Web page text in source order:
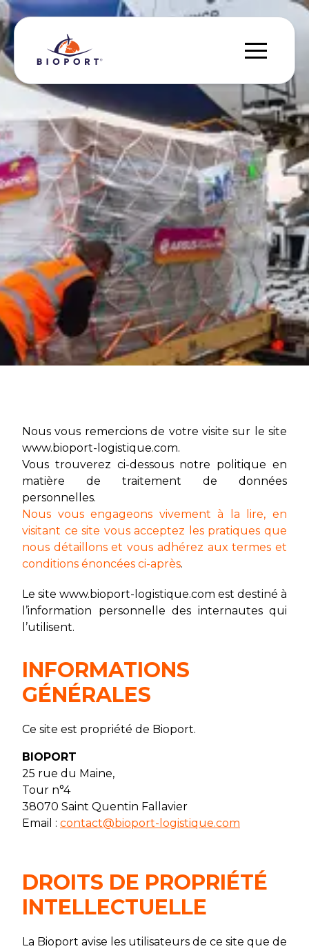
Nous vous remercions de votre visite sur le site
www.bioport-logistique.com.
Vous trouverez ci-dessous notre politique en
matière de traitement de données
personnelles.
Nous vous engageons vivement à la lire, en
visitant ce site vous acceptez les pratiques que
nous détaillons et vous adhérez aux termes et
conditions énoncées ci-après.
Le site www.bioport-logistique.com est destiné à
l’information personnelle des internautes qui
l’utilisent.
INFORMATIONS
GÉNÉRALES
Ce site est propriété de Bioport.
BIOPORT
25 rue du Maine,
Tour n°4
38070 Saint Quentin Fallavier
Email : contact@bioport-logistique.com
DROITS DE PROPRIÉTÉ
INTELLECTUELLE
La Bioport avise les utilisateurs de ce site que de